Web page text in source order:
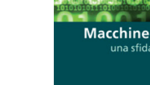
AGGIUNGI AL